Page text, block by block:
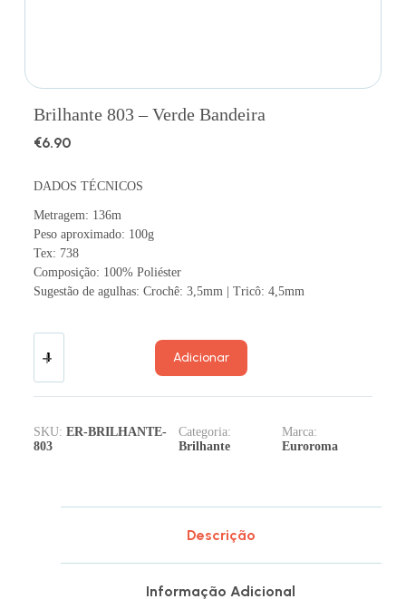
Brilhante 803 – Verde Bandeira
€6.90
DADOS TÉCNICOS
Metragem: 136m
Peso aproximado: 100g
Tex: 738
Composição: 100% Poliéster
Sugestão de agulhas: Crochê: 3,5mm | Tricô: 4,5mm
Adicionar
SKU: ER-BRILHANTE-
803
Categoria:
Brilhante
Marca:
Euroroma
Descrição
Informação Adicional